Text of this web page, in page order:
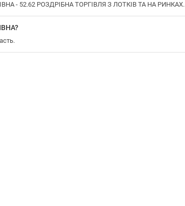
- 52.62 РОЗДРІБНА ТОРГІВЛЯ З ЛОТКІВ ТА НА РИНКАХ.